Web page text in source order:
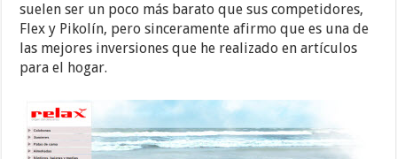
suelen ser un poco más barato que sus competidores,
Flex y Pikolín, pero sinceramente afirmo que es una de
las mejores inversiones que he realizado en artículos
para el hogar.